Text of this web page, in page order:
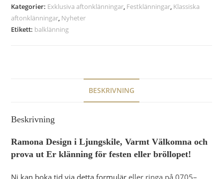
Kategorier: Exklusiva aftonklänningar, Festklänningar, Klassiska
aftonklänningar, Nyheter
Etikett: balklänning
BESKRIVNING
Beskrivning
Ramona Design i Ljungskile, Varmt Välkomna och
prova ut Er klänning för festen eller bröllopet!